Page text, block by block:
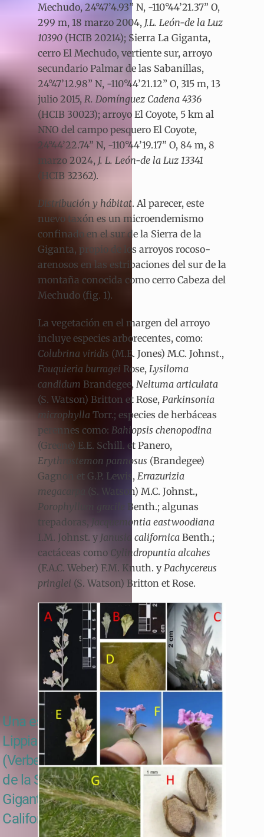
Una especie nueva de
Lippia
(Verbenaceae:Lantanae)
de la Sierra de La
Giganta, Baja
California Sur, México
Mechudo, 24°47’4.93” N, -110°44’21.37” O,
299 m, 18 marzo 2004, J.L. León-de la Luz
10390 (HCIB 20214); Sierra La Giganta,
cerro El Mechudo, vertiente sur, arroyo
secundario Palmar de las Sabanillas,
24°47’12.98” N, -110°44’21.12” O, 315 m, 13
julio 2015, R. Domínguez Cadena 4336
(HCIB 30023); arroyo El Coyote, 5 km al
NNO del campo pesquero El Coyote,
24°44’22.74” N, -110°44’19.17” O, 84 m, 8
marzo 2024, J. L. León-de la Luz 13341
(HCIB 32362).
Distribución y hábitat. Al parecer, este
nuevo taxón es un microendemismo
confinado en el sur de la Sierra de la
Giganta, propio de los arroyos rocoso-
arenosos en las estribaciones del sur de la
montaña conocida como cerro Cabeza del
Mechudo (fig. 1).
La vegetación en el margen del arroyo
incluye especies arborecentes, como:
Colubrina viridis (M.E. Jones) M.C. Johnst.,
Fouquieria burragei Rose, Lysiloma
candidum Brandegee, Neltuma articulata
(S. Watson) Britton et Rose, Parkinsonia
microphylla Torr.; especies de herbáceas
perennes como: Bahiopsis chenopodina
(Greene) E.E. Schill. et Panero,
Erythrostemon pannosus (Brandegee)
Gagnon et G.P. Lewis, Errazurizia
megacarpa
(S. Watson) M.C. Johnst.,
Porophyllum gracile
Benth.; algunas
trepadoras,
Jacquemontia eastwoodiana
I.M. Johnst. y Janusia californica Benth.;
cactáceas como Cylindropuntia alcahes
(F.A.C. Weber) F.M. Knuth. y Pachycereus
pringlei (S. Watson) Britton et Rose.